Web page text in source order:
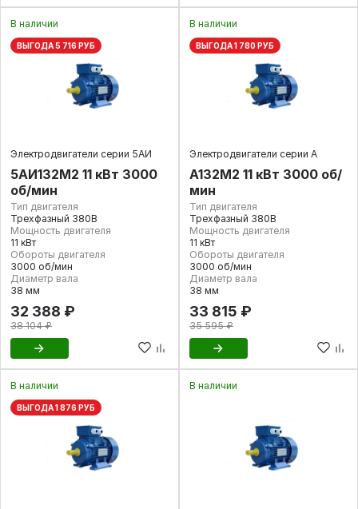
В наличии
ВЫГОДА 5 716 РУБ
Электродвигатели серии 5АИ
5АИ132M2 11 кВт 3000
об/мин
Тип двигателя
Трехфазный 380В
Мощность двигателя
11 кВт
Обороты двигателя
3000 об/мин
Диаметр вала
38 мм
32 388 ₽
38 104 ₽
В наличии
ВЫГОДА 1 780 РУБ
Электродвигатели серии А
А132M2 11 кВт 3000 об/
мин
Тип двигателя
Трехфазный 380В
Мощность двигателя
11 кВт
Обороты двигателя
3000 об/мин
Диаметр вала
38 мм
33 815 ₽
35 595 ₽
В наличии
ВЫГОДА 1 876 РУБ
В наличии